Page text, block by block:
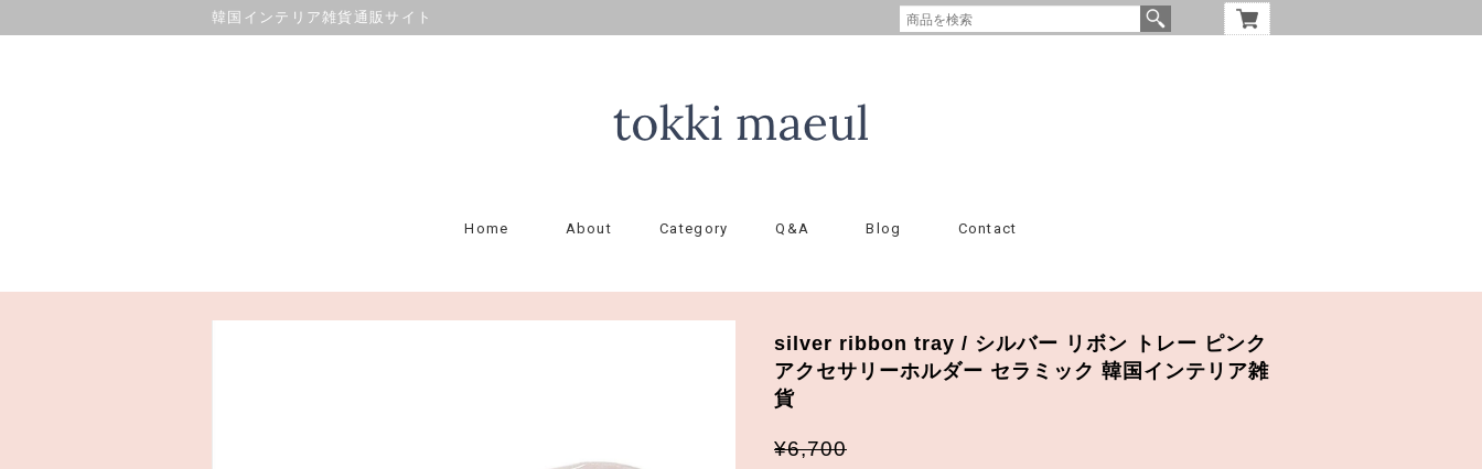
韓国インテリア雑貨通販サイト
Home About Category Q&A Blog Contact
silver ribbon tray / シルバー リボン トレー ピンク
アクセサリーホルダー セラミック 韓国インテリア雑
貨
¥6,700